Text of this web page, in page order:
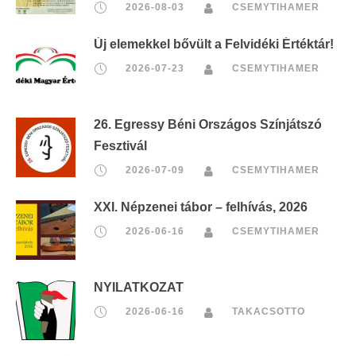
2026-08-03 CSEMYTIHAMER
Új elemekkel bővült a Felvidéki Értéktár!
2026-07-23 CSEMYTIHAMER
26. Egressy Béni Országos Színjátszó
Fesztivál
2026-07-09 CSEMYTIHAMER
XXI. Népzenei tábor – felhívás, 2026
2026-06-16 CSEMYTIHAMER
NYILATKOZAT
2026-06-16 TAKACSOTTO